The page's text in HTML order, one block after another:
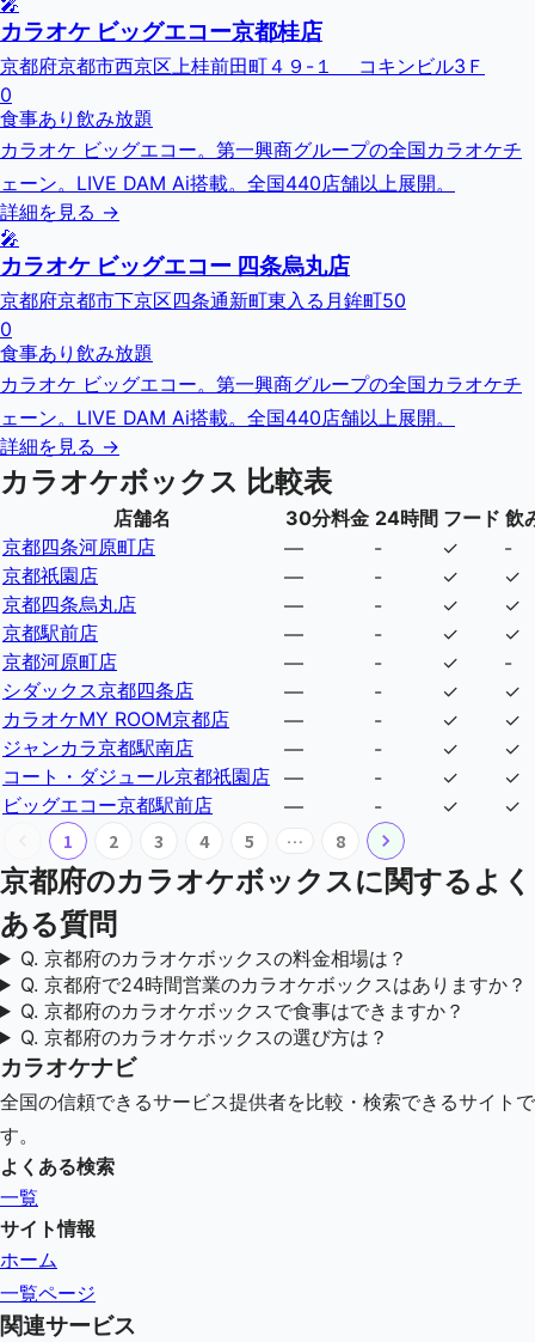
カラオケ ビッグエコー京都桂店
京都府京都市西京区上桂前田町４９-１ コキンビル3Ｆ
0
食事あり 飲み放題
カラオケ ビッグエコー。第一興商グループの全国カラオケチ
ェーン。LIVE DAM Ai搭載。全国440店舗以上展開。
詳細を見る →
🎤
カラオケ ビッグエコー 四条烏丸店
京都府京都市下京区四条通新町東入る月鉾町50
0
食事あり 飲み放題
カラオケ ビッグエコー。第一興商グループの全国カラオケチ
ェーン。LIVE DAM Ai搭載。全国440店舗以上展開。
詳細を見る →
カラオケボックス 比較表
店舗名 30分料金 24時間 フード 飲
京都四条河原町店
— - ✓
-
京都祇園店
— - ✓
✓
京都四条烏丸店
— - ✓
✓
京都駅前店
— - ✓
✓
京都河原町店
— - ✓
-
シダックス京都四条店
— - ✓
✓
カラオケMY ROOM京都店
— - ✓
✓
ジャンカラ京都駅南店
— - ✓
✓
コート・ダジュール京都祇園店 — - ✓
✓
ビッグエコー京都駅前店
— - ✓
✓
1
2 3 4 5 … 8
京都府のカラオケボックスに関するよく
ある質問
Q. 京都府のカラオケボックスの料金相場は？
Q. 京都府で24時間営業のカラオケボックスはありますか？
Q. 京都府のカラオケボックスで食事はできますか？
Q. 京都府のカラオケボックスの選び方は？
カラオケナビ
全国の信頼できるサービス提供者を比較・検索できるサイトで
す。
よくある検索
一覧
サイト情報
ホーム
一覧ページ
関連サービス